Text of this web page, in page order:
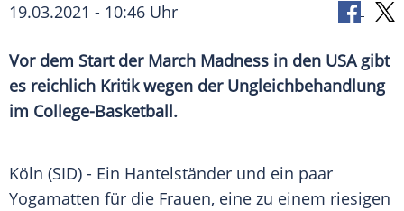
19.03.2021 - 10:46 Uhr
Vor dem Start der March Madness in den USAgibt
es reichlich Kritik wegen der Ungleichbehandlung
im College-Basketball.
Köln (SID) - Ein Hantelständer und ein paar
Yogamatten für die Frauen, eine zu einem riesigen